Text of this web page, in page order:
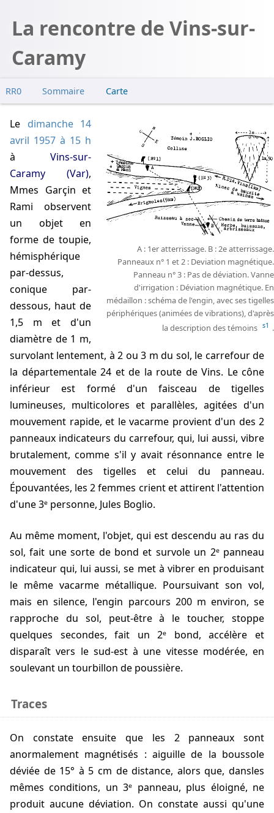
La rencontre de Vins-sur-
Caramy
RR0 Sommaire
Enquête
Guieu et gendarmerie
Hynek
Maillot
Carte
A : 1er atterrissage. B : 2e atterrissage.
Panneaux n° 1 et 2 : Deviation magnétique.
Panneau n° 3 : Pas de déviation. Vanne
d'irrigation : Déviation magnétique. En
médaillon : schéma de l'engin, avec ses tigelles
périphériques (animées de vibrations), d'après
la description des témoins s1 .
Le dimanche 14
avril 1957 à 15 h
à Vins-sur-
Caramy (Var),
Mmes Garçin et
Rami observent
un objet en
forme de toupie,
hémisphérique
par-dessus,
conique par-
dessous, haut de
1,5 m et d'un
diamètre de 1 m,
survolant lentement, à 2 ou 3 m du sol, le carrefour de
la départementale 24 et de la route de Vins. Le cône
inférieur est formé d'un faisceau de tigelles
lumineuses, multicolores et parallèles, agitées d'un
mouvement rapide, et le vacarme provient d'un des 2
panneaux indicateurs du carrefour, qui, lui aussi, vibre
brutalement, comme s'il y avait résonnance entre le
mouvement des tigelles et celui du panneau.
Épouvantées, les 2 femmes crient et attirent l'attention
d'une 3ᵉ personne, Jules Boglio.
Au même moment, l'objet, qui est descendu au ras du
sol, fait une sorte de bond et survole un 2ᵉ panneau
indicateur qui, lui aussi, se met à vibrer en produisant
le même vacarme métallique. Poursuivant son vol,
mais en silence, l'engin parcours 200 m environ, se
rapproche du sol, peut-être à le toucher, stoppe
quelques secondes, fait un 2ᵉ bond, accélère et
disparaît vers le sud-est à une vitesse modérée, en
soulevant un tourbillon de poussière.
Traces
On constate ensuite que les 2 panneaux sont
anormalement magnétisés : aiguille de la boussole
déviée de 15° à 5 cm de distance, alors que, dansles
mêmes conditions, un 3ᵉ panneau, plus éloigné, ne
produit aucune déviation. On constate aussi qu'une